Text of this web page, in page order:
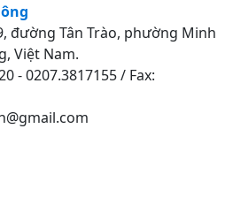
đường Tân Trào, phường Minh
Việt Nam.
- 0207.3817155 / Fax: